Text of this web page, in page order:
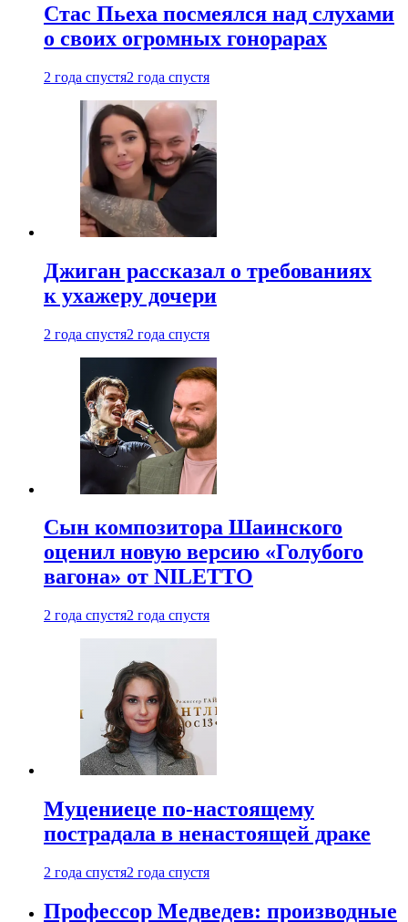
Стас Пьеха посмеялся над слухами
о своих огромных гонорарах
2 года спустя2 года спустя
Джиган рассказал о требованиях
к ухажеру дочери
2 года спустя2 года спустя
Сын композитора Шаинского
оценил новую версию «Голубого
вагона» от NILETTO
2 года спустя2 года спустя
Муцениеце по-настоящему
пострадала в ненастоящей драке
2 года спустя2 года спустя
Профессор Медведев: производные